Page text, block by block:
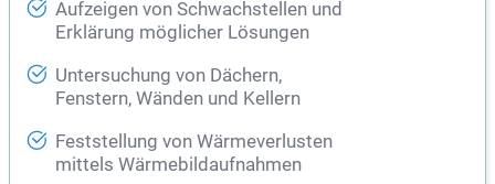
Aufzeigen von Schwachstellen und
Erklärung möglicher Lösungen
Untersuchung von Dächern,
Fenstern, Wänden und Kellern
Feststellung von Wärmeverlusten
mittels Wärmebildaufnahmen